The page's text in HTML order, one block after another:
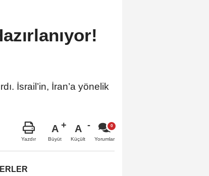
İsrail’in, İran’a yönelik
Yazdır
A
Büyüt
A
Küçült Yorumlar